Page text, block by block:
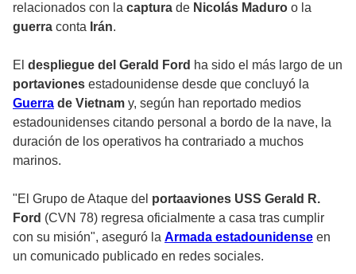
relacionados con la captura de Nicolás Maduro o la
guerra conta Irán.
El despliegue del Gerald Ford ha sido el más largo de un
portaviones estadounidense desde que concluyó la
Guerra de Vietnam y, según han reportado medios
estadounidenses citando personal a bordo de la nave, la
duración de los operativos ha contrariado a muchos
marinos.
"El Grupo de Ataque del portaaviones USS Gerald R.
Ford (CVN 78) regresa oficialmente a casa tras cumplir
con su misión", aseguró la Armada estadounidense en
un comunicado publicado en redes sociales.